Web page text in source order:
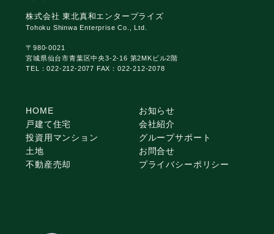
株式会社 東北真和エンタープライズ
Tohoku Shinwa Enterprise Co., Ltd.
〒980-0021
宮城県仙台市青葉区中央3-2-16 第2MKビル2階
TEL：022-212-2077 FAX：022-212-2078
HOME
戸建て住宅
投資用マンション
土地
不動産売却
お知らせ
会社紹介
グループサポート
お問合せ
プライバシーポリシー